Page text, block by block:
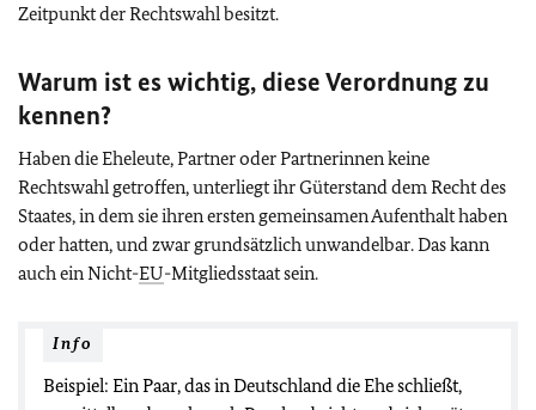
Zeitpunkt der Rechtswahl besitzt.
Warum ist es wichtig, diese Verordnung zu
kennen?
Haben die Eheleute, Partner oder Partnerinnen keine
Rechtswahl getroffen, unterliegt ihr Güterstand dem Recht des
Staates, in dem sie ihren ersten gemeinsamen Aufenthalt haben
oder hatten, und zwar grundsätzlich unwandelbar. Das kann
auch ein Nicht-EU-Mitgliedsstaat sein.
Info
Beispiel: Ein Paar, das in Deutschland die Ehe schließt,